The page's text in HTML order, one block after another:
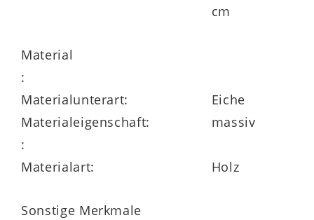
Material
:
Materialunterart:
Eiche
Materialeigenschaft:
massiv
:
Materialart:
Holz
Sonstige Merkmale